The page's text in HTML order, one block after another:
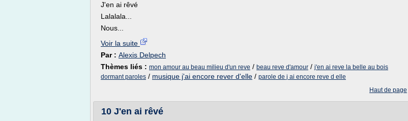
J'en ai rêvé
Lalalala...
Nous...
Voir la suite
Par : Alexis Delpech
Thèmes liés : mon amour au beau milieu d'un reve / beau reve d'amour / j'en ai reve la belle au bois
dormant paroles / musique j'ai encore rever d'elle / parole de j ai encore reve d elle
Haut de page
10 J'en ai rêvé